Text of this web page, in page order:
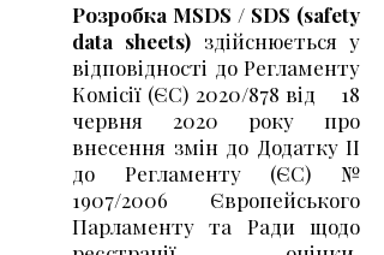
Розробка MSDS / SDS (safety
data sheets) здійснюється у
відповідності до Регламенту
Комісії (ЄС) 2020/878 від 18
червня 2020 року про
внесення змін до Додатку II
до Регламенту (ЄС) №
1907/2006 Європейського
Парламенту та Ради щодо